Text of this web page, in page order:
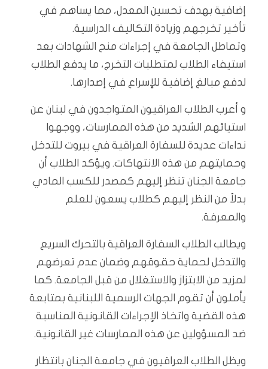
إضافية بهدف تحسين المعدل، مما يساهم في
تأخير تخرجهم وزيادة التكاليف الدراسية.
وتماطل الجامعة في إجراءات منح الشهادات بعد
استيفاء الطلاب لمتطلبات التخرج، ما يدفع الطلاب
لدفع مبالغ إضافية للإسراع في إصدارها.
و أعرب الطلاب العراقيون المتواجدون في لبنان عن
استيائهم الشديد من هذه الممارسات، ووجهوا
نداءات عديدة للسفارة العراقية في بيروت للتدخل
وحمايتهم من هذه الانتهاكات. ويؤكد الطلاب أن
جامعة الجنان تنظر إليهم كمصدر للكسب المادي
بدلاً من النظر إليهم كطلاب يسعون للعلم
والمعرفة.
ويطالب الطلاب السفارة العراقية بالتحرك السريع
والتدخل لحماية حقوقهم وضمان عدم تعرضهم
لمزيد من الابتزاز والاستغلال من قبل الجامعة. كما
يأملون أن تقوم الجهات الرسمية اللبنانية بمتابعة
هذه القضية واتخاذ الإجراءات القانونية المناسبة
ضد المسؤولين عن هذه الممارسات غير القانونية.
ويظل الطلاب العراقيون في جامعة الجنان بانتظار